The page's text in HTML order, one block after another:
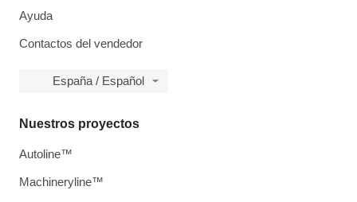
Ayuda
Contactos del vendedor
España / Español
Nuestros proyectos
Autoline™
Machineryline™